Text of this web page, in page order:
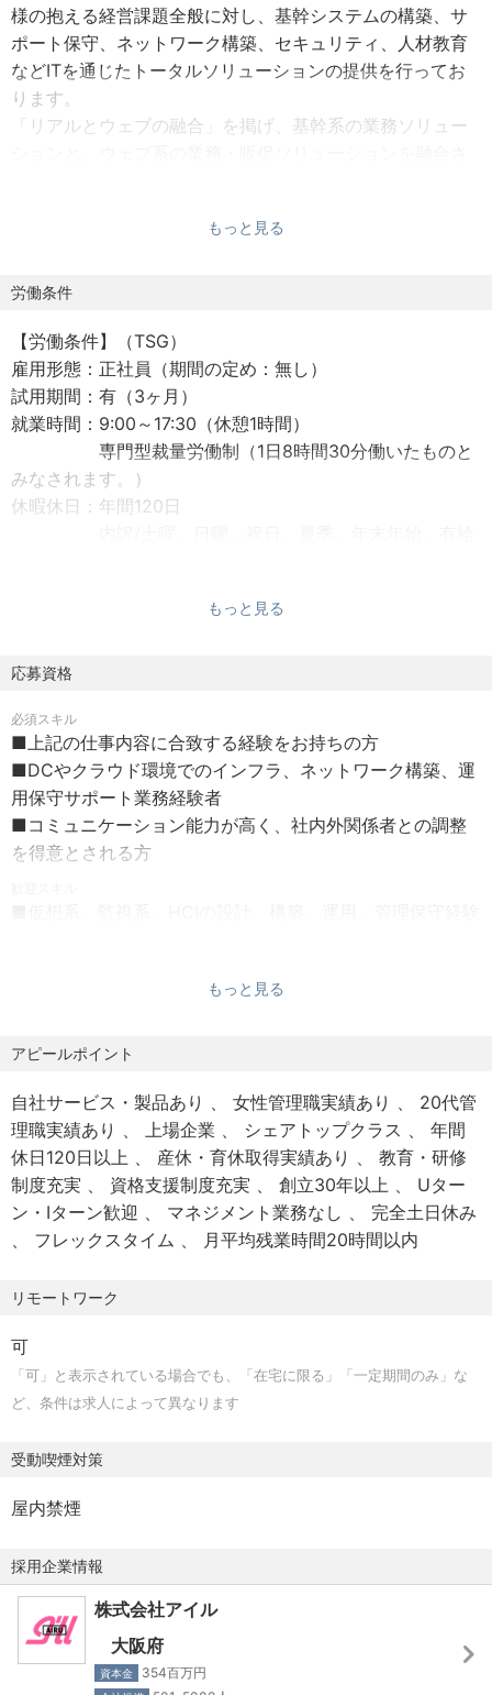
様の抱える経営課題全般に対し、基幹システムの構築、サ
ポート保守、ネットワーク構築、セキュリティ、人材教育
などITを通じたトータルソリューションの提供を行ってお
ります。
「リアルとウェブの融合」を掲げ、基幹系の業務ソリュー
イムベンダーとしてお客様と直接取引できることが強みで
自社製品である販売管理／在庫管理／生産管理パッケージ
導入プロジェクトにおいて、自社クラウドでの運用が増加
しております。クラウド環境における新サービス開発、ネ
ットワークインフラの設計、構築、運用、保守サポートを
お願いします。
また、セキュリティ対策、BCP対策、IT資産管理など、幅
広いユーザーニーズにも応える事が出来ます。
ンサルから保守サポートまで様々な経験を積むことができ
仲間が口を揃えていう弊社の魅力は、風通しの良い社風や
オープンな風土、人間関係の良さです。たとえば代表含め
全社員が集って業績や将来のビジョン、社員の活躍を共有
する場を月に1度設けています。また、社員から社長・役員
へ直接メッセージ（事業のアイデアや業務改善など）を送
り、社長から各社員へダイレクトに全てのメールに返信、
ィブを付与するなど「陰のファインプレーも見逃さない仕
【その他のトピックス】
・AIを活用したデータ分析・業務の自動化の研究開発活動
・最新のIT技術と優れた人材を自社サービスの強化に活か
す研究開発オフィス開設
・評価制度自体に従業員の声も反映される
・資格取得費用補助制度あり
・女性社員比率 30％
・産休育休復帰率100％（直近3年実績）
もっと見る
労働条件
【労働条件】（TSG）
雇用形態：正社員（期間の定め：無し）
試用期間：有（3ヶ月）
就業時間：9:00～17:30（休憩1時間）
専門型裁量労働制（1日8時間30分働いたものと
みなされます。）
休暇休日：年間120日
給与 ：想定年収／500万～1000万（月給制）
時間外手当／時間外労働の有無にかかわらず、
※深夜業務発生時は別途支給。
※年齢・前給与・経験などを加味し、当社規程に
より委細面接時に決定します。
※その他インセンティブ制度あり
保険 :雇用保険、労災保険、健康保険、厚生年金保険
福利厚生：福利厚生（WELBOX）、慶弔見舞金制度、退職
在宅勤務：リモート勤務可能
もっと見る
応募資格
必須スキル
■上記の仕事内容に合致する経験をお持ちの方
■DCやクラウド環境でのインフラ、ネットワーク構築、運
用保守サポート業務経験者
■コミュニケーション能力が高く、社内外関係者との調整
を得意とされる方
サーバ、ルータ、F/W、ワクチン等セキュリティソフト）
■技術者としてだけでなく人としての成長を求める方
（技術も大事ですが、当社は人柄も大事にしています）
■コスト（経費や原価）意識の高い方
■自己啓発力が高い方
もっと見る
アピールポイント
自社サービス・製品あり 女性管理職実績あり
20代管
理職実績あり
上場企業 シェアトップクラス
年間
休日120日以上
産休・育休取得実績あり
教育・研修
制度充実
資格支援制度充実 創立30年以上
Uター
ン・Iターン歓迎
マネジメント業務なし
完全土日休み
フレックスタイム
月平均残業時間20時間以内
リモートワーク
可
「可」と表示されている場合でも、「在宅に限る」「一定期間のみ」な
ど、条件は求人によって異なります
受動喫煙対策
屋内禁煙
採用企業情報
株式会社アイル
大阪府
資本金 354百万円